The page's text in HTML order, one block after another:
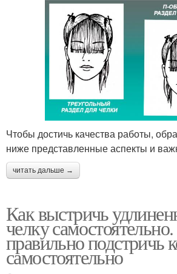
Чтобы достичь качества работы,
ниже представленные аспекты и
читать дальше →
Как выстричь
челку
правильно подстричь
самостоятельно